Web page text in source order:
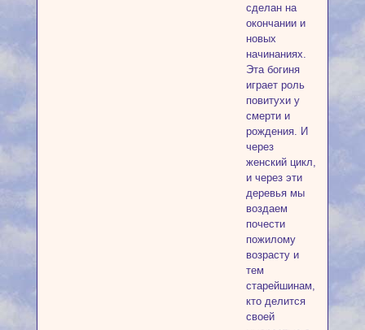
сделан на
окончании и
новых
начинаниях.
Эта богиня
играет роль
повитухи у
смерти и
рождения. И
через
женский цикл,
и через эти
деревья мы
воздаем
почести
пожилому
возрасту и
тем
старейшинам,
кто делится
своей